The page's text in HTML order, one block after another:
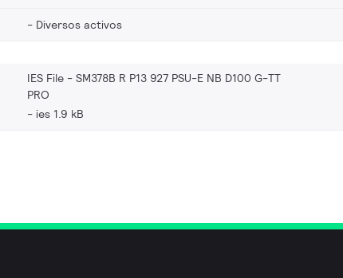
Diversos activos
IES File - SM378B R P13 927 PSU-E NB D100 G-TT
PRO
ies 1.9 kB